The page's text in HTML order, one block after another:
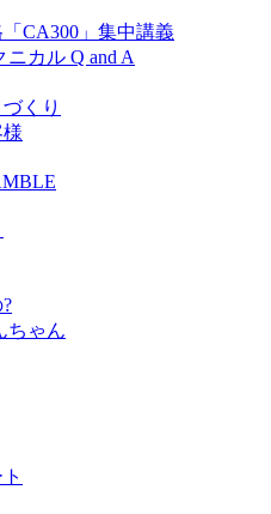
CA300」集中講義
カル Q and A
くり
ちゃん